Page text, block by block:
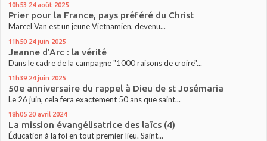
10h53 24 août 2025
Prier pour la France, pays préféré du Christ
Marcel Van est un jeune Vietnamien, devenu...
11h50 24 juin 2025
Jeanne d'Arc : la vérité
Dans le cadre de la campagne "1000 raisons de croire"...
11h39 24 juin 2025
50e anniversaire du rappel à Dieu de st Josémaria
Le 26 juin, cela fera exactement 50 ans que saint...
18h05 20 avril 2024
La mission évangélisatrice des laïcs (4)
Éducation à la foi en tout premier lieu. Saint...